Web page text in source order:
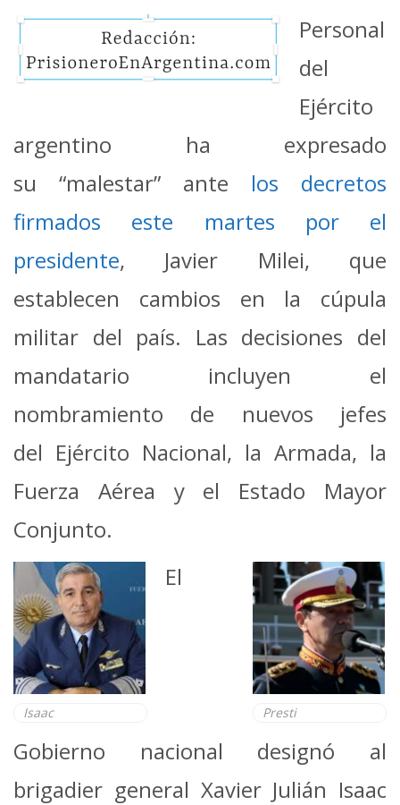
Personal
del
Ejército
argentino ha expresado
su “malestar” ante los decretos
firmados este martes por el
presidente, Javier Milei, que
establecen cambios en la cúpula
militar del país. Las decisiones del
mandatario incluyen el
nombramiento de nuevos jefes
del Ejército Nacional, la Armada, la
Fuerza Aérea y el Estado Mayor
Conjunto.
Isaac Presti
El
Gobierno nacional designó al
brigadier general Xavier Julián Isaac